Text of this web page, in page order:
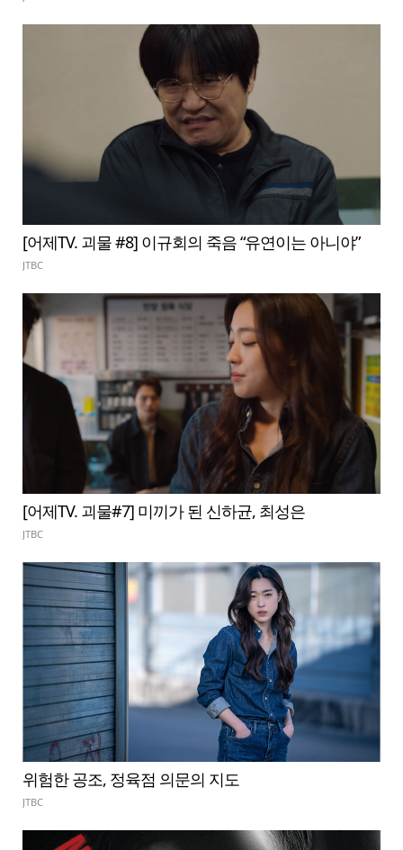
[어제TV. 괴물 #8] 이규회의 죽음 “유연이는 아니야”
JTBC
[어제TV. 괴물#7] 미끼가 된 신하균, 최성은
JTBC
위험한 공조, 정육점 의문의 지도
JTBC